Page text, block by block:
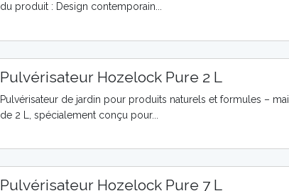
du produit : Design contemporain...
Pulvérisateur Hozelock Pure 2 L
Pulvérisateur de jardin pour produits naturels et formules –
de 2 L, spécialement conçu pour...
Pulvérisateur Hozelock Pure 7 L